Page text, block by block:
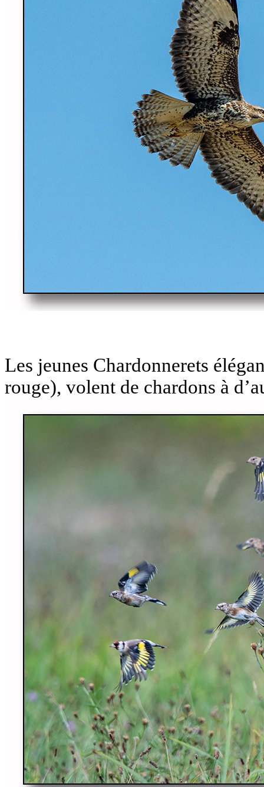
Les jeunes Chardonnerets
rouge), volent de chardons à